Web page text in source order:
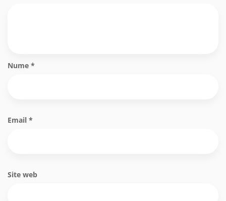
Nume *
Email *
Site web